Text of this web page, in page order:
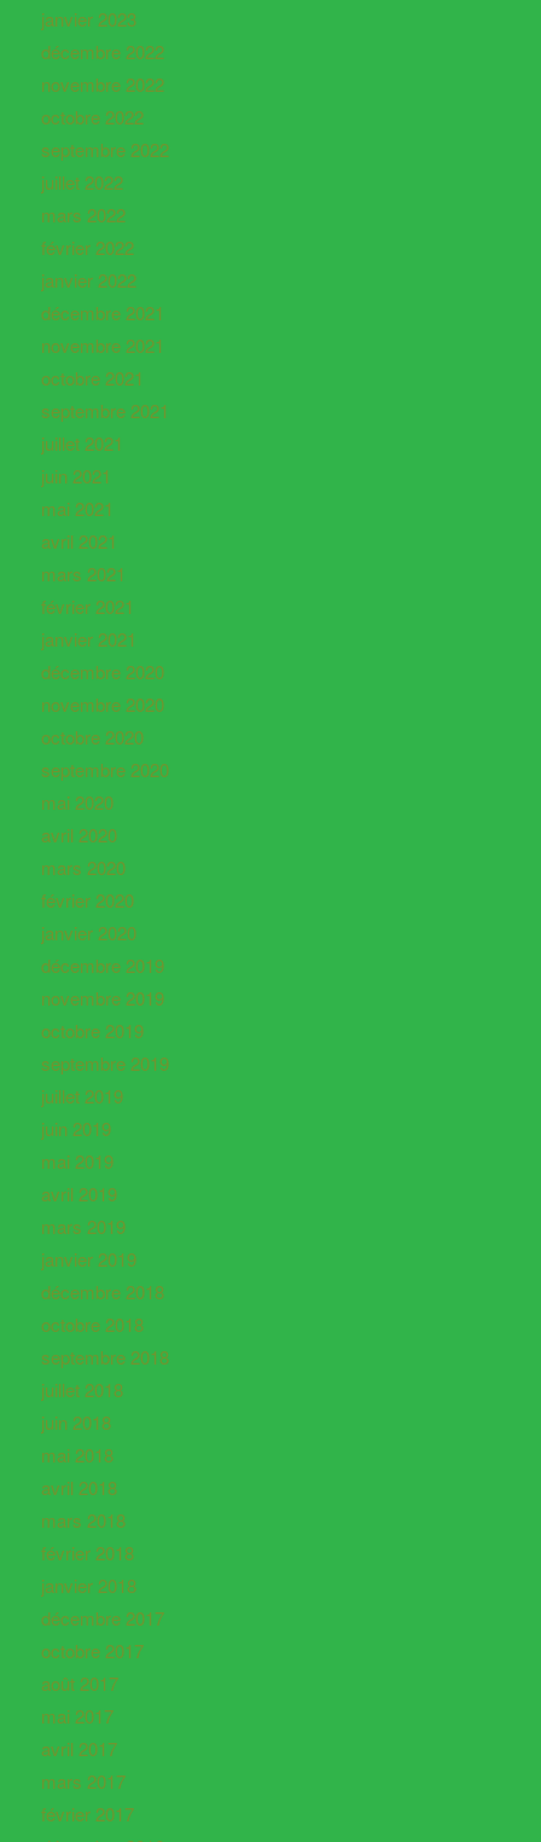
janvier 2023
décembre 2022
novembre 2022
octobre 2022
septembre 2022
juillet 2022
mars 2022
février 2022
janvier 2022
décembre 2021
novembre 2021
octobre 2021
septembre 2021
juillet 2021
juin 2021
mai 2021
avril 2021
mars 2021
février 2021
janvier 2021
décembre 2020
novembre 2020
octobre 2020
septembre 2020
mai 2020
avril 2020
mars 2020
février 2020
janvier 2020
décembre 2019
novembre 2019
octobre 2019
septembre 2019
juillet 2019
juin 2019
mai 2019
avril 2019
mars 2019
janvier 2019
décembre 2018
octobre 2018
septembre 2018
juillet 2018
juin 2018
mai 2018
avril 2018
mars 2018
février 2018
janvier 2018
décembre 2017
octobre 2017
août 2017
mai 2017
avril 2017
mars 2017
février 2017